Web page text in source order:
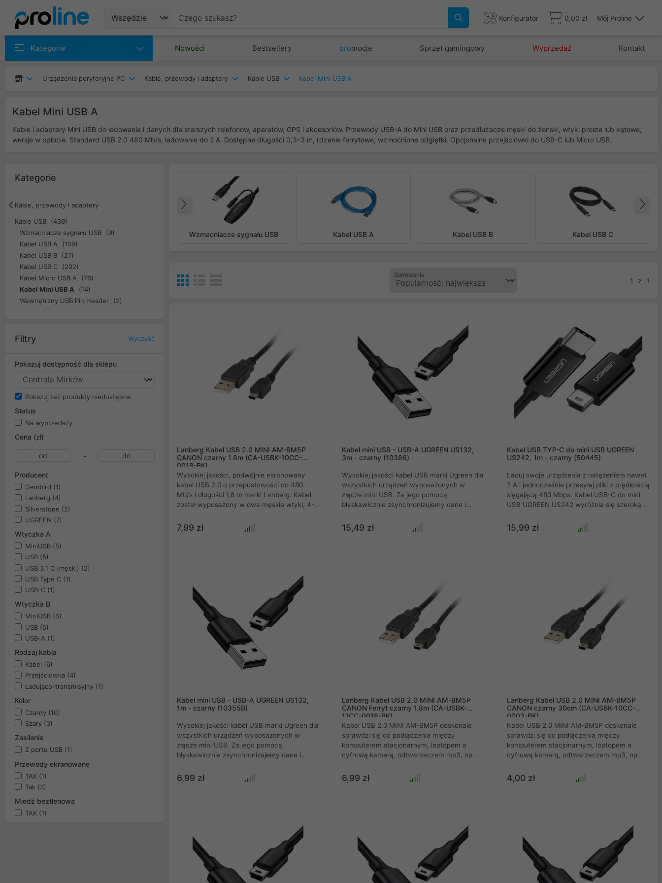
Konfigurator 0,00 zł Mój Proline
Kategorie Nowości Bestsellery promocje Sprzęt gamingowy Wyprzedaż Kontakt
Urządzenia peryferyjne PC Kable, przewody i adaptery Kable USB Kabel Mini USB A
Kabel Mini USB A
Kable i adaptery Mini USB do ładowania i danych dla starszych telefonów, aparatów, GPS i akcesoriów. Przewody USB-A do Mini USB oraz przedłużacze męski do żeński, wtyki proste lub kątowe,
wersje w oplocie. Standard USB 2.0 480 Mb/s, ładowanie do 2 A. Dostępne długości 0,3–3 m, rdzenie ferrytowe, wzmocnione odgiętki. Opcjonalne przejściówki do USB-C lub Micro USB.
Kategorie
Kable, przewody i adaptery
Kable USB
(439)
Wzmacniacze sygnału USB
(9)
Kabel USB A
(109)
Kabel USB B
(27)
Kabel USB C
(202)
Kabel Micro USB A
(76)
Kabel Mini USB A
(14)
Wewnętrzny USB Pin Header
(2)
Filtry Wyczyść
Pokazuj dostępność dla sklepu
Pokazuj też produkty niedostępne
Status
Na wyprzedaży
Cena (zł)
-
Producent
Gembird (1)
Lanberg (4)
Silverstone (2)
UGREEN (7)
Wtyczka A
MiniUSB (5)
USB (5)
USB 3.1 C (męski) (2)
USB Type C (1)
USB-C (1)
Wtyczka B
MiniUSB (6)
USB (5)
USB-A (1)
Rodzaj kabla
Kabel (6)
Przejściowka (4)
Ładująco-transmisyjny (1)
Kolor
Czarny (10)
Szary (3)
Zasilanie
Z portu USB (1)
Przewody ekranowane
TAK (1)
Tak (3)
Miedź beztlenowa
TAK (1)
Wzmacniacze sygnału USB Kabel USB A Kabel USB B Kabel USB C
Poprzedni
Sortowanie
1 z 1
Lanberg Kabel USB 2.0 MINI AM-BM5P
CANON czarny 1.8m (CA-USBK-10CC-
0018-BK)
Wysokiej jakości, podwójnie ekranowany
kabel USB 2.0 o przepustowości do 480
Mb/s i długości 1,8 m marki Lanberg. Kabel
został wyposażony w dwa męskie wtyki, 4-
typu B. Kabel służy do łączenia komputera z
cyfrową kamerą lub odtwarzaczem MP3,
multimedialnych lub zminiaturyzowanych
wykorzystujących wtyk USB Mini typu B.
7,99 zł
Kabel mini USB - USB-A UGREEN US132,
3m - czarny (10386)
Wysokiej jakości kabel USB marki Ugreen dla
wszystkich urządzeń wyposażonych w
złącze mini USB. Za jego pomocą
błyskawicznie zsynchronizujemy dane i
go wykorzystać np. do podłączenia
aparatów cyfrowych z portem mini USB do
15,49 zł
Kabel USB TYP-C do mini USB UGREEN
US242, 1m - czarny (50445)
Ładuj swoje urządzenia z natężeniem nawet
2 A i jednocześnie przesyłaj pliki z prędkością
sięgającą 480 Mbps. Kabel USB-C do mini
USB UGREEN US242 wyróżnia się szeroką
wytrzymały. Zapewnia też bezpieczeństwo
15,99 zł
Kabel mini USB - USB-A UGREEN US132,
1m - czarny (10355B)
Wysokiej jakości kabel USB marki Ugreen dla
wszystkich urządzeń wyposażonych w
złącze mini USB. Za jego pomocą
błyskawicznie zsynchronizujemy dane i
go wykorzystać np. do podłączenia
aparatów cyfrowych z portem mini USB do
6,99 zł
Lanberg Kabel USB 2.0 MINI AM-BM5P
CANON Ferryt czarny 1.8m (CA-USBK-
11CC-0018-BK)
Kabel USB 2.0 MINI AM-BM5P doskonale
sprawdzi się do podłączenia między
komputerem stacjonarnym, laptopem a
cyfrową kamerą, odtwarzaczem mp3, np
urządzeniami wykorzystującymi wtyk
miniUSB. Interfejs USB 2.0 pozwoli na
jest w większym procencie zachowywany
6,99 zł
Lanberg Kabel USB 2.0 MINI AM-BM5P
CANON czarny 30cm (CA-USBK-10CC-
0003-BK)
Kabel USB 2.0 MINI AM-BM5P doskonale
sprawdzi się do podłączenia między
komputerem stacjonarnym, laptopem a
cyfrową kamerą, odtwarzaczem mp3, np
urządzeniami wykorzystującymi wtyk
miniUSB. Interfejs USB 2.0 pozwoli na
4,00 zł